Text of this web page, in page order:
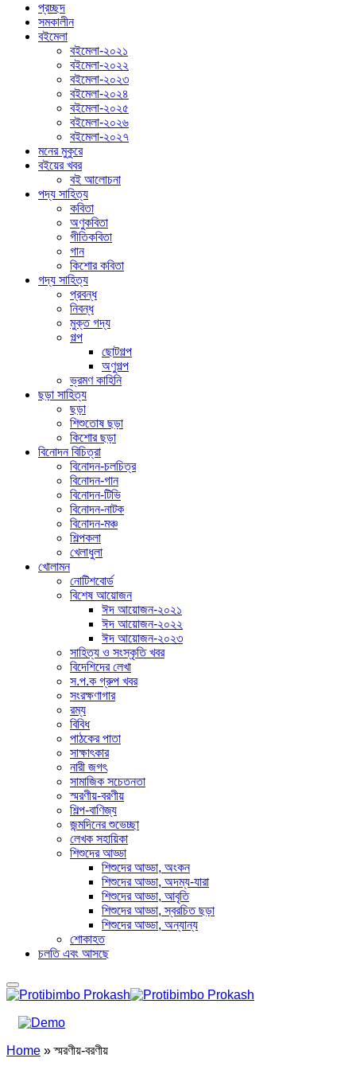
প্রচ্ছদ
সমকালীন
বইমেলা
বইমেলা-২০২১
বইমেলা-২০২২
বইমেলা-২০২৩
বইমেলা-২০২৪
বইমেলা-২০২৫
বইমেলা-২০২৬
বইমেলা-২০২৭
মনের মুকুরে
বইয়ের খবর
বই আলোচনা
পদ্য সাহিত্য
কবিতা
অণুকবিতা
গীতিকবিতা
গান
কিশোর কবিতা
গদ্য সাহিত্য
প্রবন্ধ
নিবন্ধ
মুক্ত গদ্য
গল্প
ছোটগল্প
অণুগল্প
ভ্রমণ কাহিনি
ছড়া সাহিত্য
ছড়া
শিশুতোষ ছড়া
কিশোর ছড়া
বিনোদন বিচিত্রা
বিনোদন-চলচিত্র
বিনোদন-গান
বিনোদন-টিভি
বিনোদন-নাটক
বিনোদন-মঞ্চ
শিল্পকলা
খেলাধুলা
খোলামন
নোটিশবোর্ড
বিশেষ আয়োজন
ঈদ আয়োজন-২০২১
ঈদ আয়োজন-২০২২
ঈদ আয়োজন-২০২৩
সাহিত্য ও সংস্কৃতি খবর
বিদেশিদের লেখা
স.প.ক গ্রুপ খবর
সংরক্ষণাগার
রম্য
বিবিধ
পাঠকের পাতা
সাক্ষাৎকার
নারী জগৎ
সামাজিক সচেতনতা
স্মরণীয়-বরণীয়
শিল্প-বাণিজ্য
জন্মদিনের শুভেচ্ছা
লেখক সহায়িকা
শিশুদের আড্ডা
শিশুদের আড্ডা, অংকন
শিশুদের আড্ডা, অদম্য-যারা
শিশুদের আড্ডা, আবৃতি
শিশুদের আড্ডা, স্বরচিত ছড়া
শিশুদের আড্ডা, অন্যান্য
শোকাহত
চলতি এবং আসছে
Home »স্মরণীয়-বরণীয়